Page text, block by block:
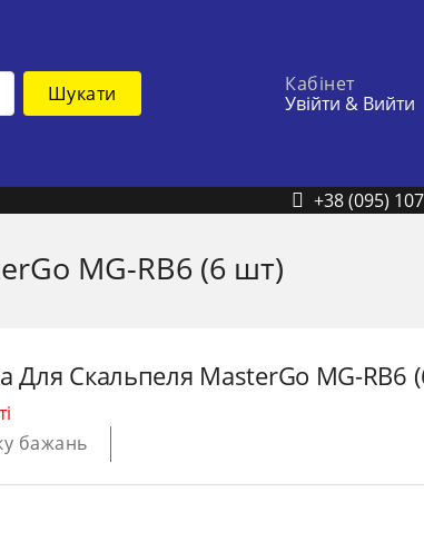
Шукати
Кабінет
Увійти & Вийти
+38 (095)
MG-RB6 (6 шт)
Для Скальпеля MasterGo MG-RB6
бажань